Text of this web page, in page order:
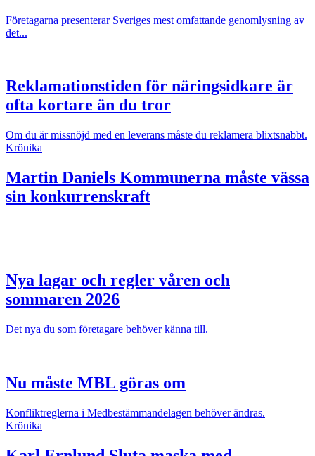
Företagarna presenterar Sveriges mest omfattande genomlysning av
det...
Reklamationstiden för näringsidkare är
ofta kortare än du tror
Om du är missnöjd med en leverans måste du reklamera blixtsnabbt.
Krönika
Martin Daniels Kommunerna måste vässa
sin konkurrenskraft
Nya lagar och regler våren och
sommaren 2026
Det nya du som företagare behöver känna till.
Nu måste MBL göras om
Konfliktreglerna i Medbestämmandelagen behöver ändras.
Krönika